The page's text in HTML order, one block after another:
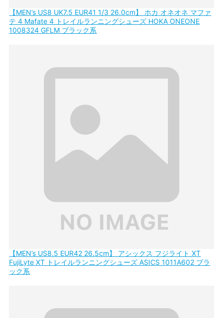
【MEN’s US8 UK7.5 EUR41 1/3 26.0cm】 ホカ オネオネ マファ
テ 4 Mafate 4 トレイルランニングシューズ HOKA ONEONE
1008324 GFLM ブラック系
【MEN’s US8.5 EUR42 26.5cm】 アシックス フジライト XT
FujiLyte XT トレイルランニングシューズ ASICS 1011A602 ブラ
ック系